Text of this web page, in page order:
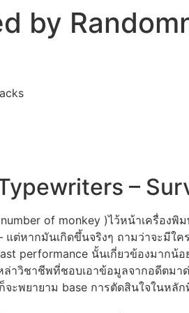
by
–
of monkey )ไว้หน้าเครื่อง
ต่หากมันเกิดขึ้นจริงๆ ถามว่าจะมีใ
performance นั้นเกี่ยวข้องมากน้
าวิชาชีพที่ชอบเอาข้อมูลจากอดีตมา
ะพยายาม base การตัดสินใจในห